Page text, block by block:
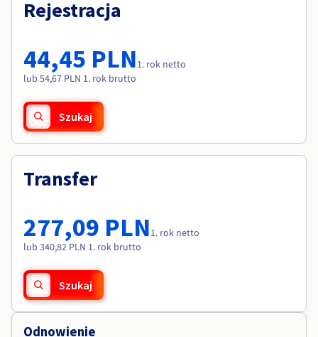
Cennik
Roadmap & Changelog
Monitorowanie
Roadmap & Changelog
Roadmap & Changelog
Roadmap & Changelog
Roadmap & Changelog
Rejestracja
44,45 PLN1. rok netto
lub 54,67 PLN 1. rok brutto
Szukaj
Transfer
277,09 PLN1. rok netto
lub 340,82 PLN 1. rok brutto
Szukaj
Odnowienie